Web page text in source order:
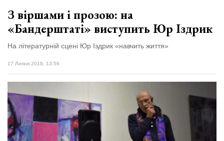
З віршами і прозою: на
«Бандерштаті» виступить Юр Іздрик
На літературній сцені Юр Іздрик «навчить життя»
17 Липня 2019, 13:56